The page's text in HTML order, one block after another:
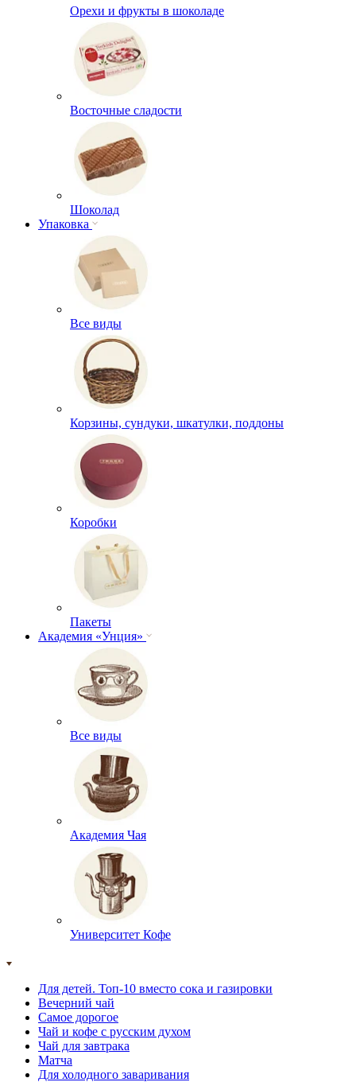
Орехи и фрукты в шоколаде
Восточные сладости
Шоколад
Упаковка
Все виды
Корзины, сундуки, шкатулки, поддоны
Коробки
Пакеты
Академия «Унция»
Все виды
Академия Чая
Университет Кофе
Для детей. Топ-10 вместо сока и газировки
Вечерний чай
Самое дорогое
Чай и кофе с русским духом
Чай для завтрака
Матча
Для холодного заваривания